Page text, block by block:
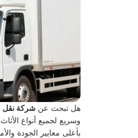
هل تبحث عن شركة نقل
وسريع لجميع أنواع
بأعلى معايير الجودة